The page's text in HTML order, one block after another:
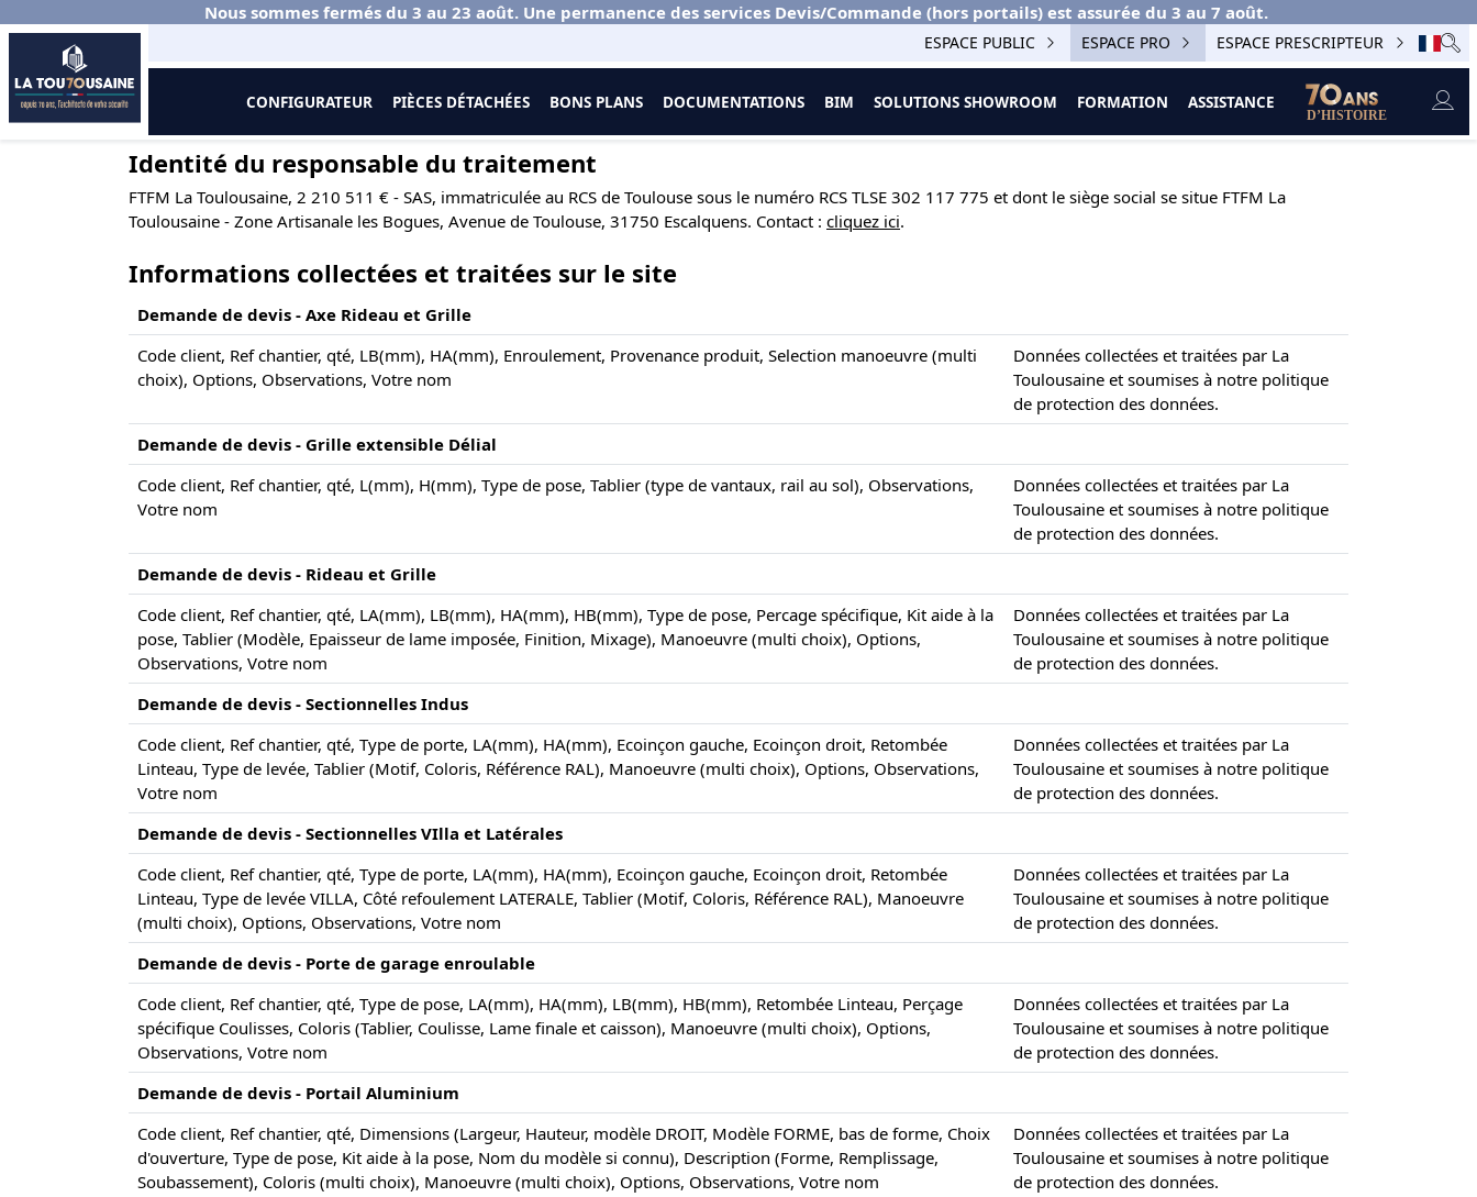
Nous sommes fermés du 3 au 23 août. Une permanence des services Devis/Commande (hors portails) est assurée du 3 au 7 août.
ESPACE PUBLIC ESPACE PRO ESPACE PRESCRIPTEUR
CONFIGURATEUR PIÈCES DÉTACHÉES BONS PLANS DOCUMENTATIONS BIM SOLUTIONS SHOWROOM FORMATION ASSISTANCE
Accueil Politique de protection des données
Identité du responsable du traitement
FTFM La Toulousaine, 2 210 511 € - SAS, immatriculée au RCS de Toulouse sous le numéro RCS TLSE 302 117 775 et dont le siège social se situe FTFM La
Toulousaine - Zone Artisanale les Bogues, Avenue de Toulouse, 31750 Escalquens. Contact : cliquez ici.
Informations collectées et traitées sur le site
Demande de devis - Axe Rideau et Grille
Code client, Ref chantier, qté, LB(mm), HA(mm), Enroulement, Provenance produit, Selection manoeuvre (multi
choix), Options, Observations, Votre nom
Données collectées et traitées par La
Toulousaine et soumises à notre politique
de protection des données.
Demande de devis - Grille extensible Délial
Code client, Ref chantier, qté, L(mm), H(mm), Type de pose, Tablier (type de vantaux, rail au sol), Observations,
Votre nom
Données collectées et traitées par La
Toulousaine et soumises à notre politique
de protection des données.
Demande de devis - Rideau et Grille
Code client, Ref chantier, qté, LA(mm), LB(mm), HA(mm), HB(mm), Type de pose, Percage spécifique, Kit aide à la
pose, Tablier (Modèle, Epaisseur de lame imposée, Finition, Mixage), Manoeuvre (multi choix), Options,
Observations, Votre nom
Données collectées et traitées par La
Toulousaine et soumises à notre politique
de protection des données.
Demande de devis - Sectionnelles Indus
Code client, Ref chantier, qté, Type de porte, LA(mm), HA(mm), Ecoinçon gauche, Ecoinçon droit, Retombée
Linteau, Type de levée, Tablier (Motif, Coloris, Référence RAL), Manoeuvre (multi choix), Options, Observations,
Votre nom
Données collectées et traitées par La
Toulousaine et soumises à notre politique
de protection des données.
Demande de devis - Sectionnelles VIlla et Latérales
Code client, Ref chantier, qté, Type de porte, LA(mm), HA(mm), Ecoinçon gauche, Ecoinçon droit, Retombée
Linteau, Type de levée VILLA, Côté refoulement LATERALE, Tablier (Motif, Coloris, Référence RAL), Manoeuvre
(multi choix), Options, Observations, Votre nom
Données collectées et traitées par La
Toulousaine et soumises à notre politique
de protection des données.
Demande de devis - Porte de garage enroulable
Code client, Ref chantier, qté, Type de pose, LA(mm), HA(mm), LB(mm), HB(mm), Retombée Linteau, Perçage
spécifique Coulisses, Coloris (Tablier, Coulisse, Lame finale et caisson), Manoeuvre (multi choix), Options,
Observations, Votre nom
Données collectées et traitées par La
Toulousaine et soumises à notre politique
de protection des données.
Demande de devis - Portail Aluminium
Code client, Ref chantier, qté, Dimensions (Largeur, Hauteur, modèle DROIT, Modèle FORME, bas de forme, Choix
d'ouverture, Type de pose, Kit aide à la pose, Nom du modèle si connu), Description (Forme, Remplissage,
Soubassement), Coloris (multi choix), Manoeuvre (multi choix), Options, Observations, Votre nom
Données collectées et traitées par La
Toulousaine et soumises à notre politique
de protection des données.